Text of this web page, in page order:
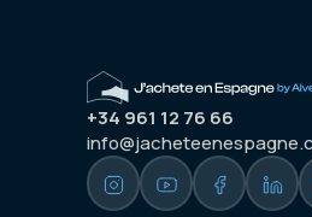
+34 961 12 76 66